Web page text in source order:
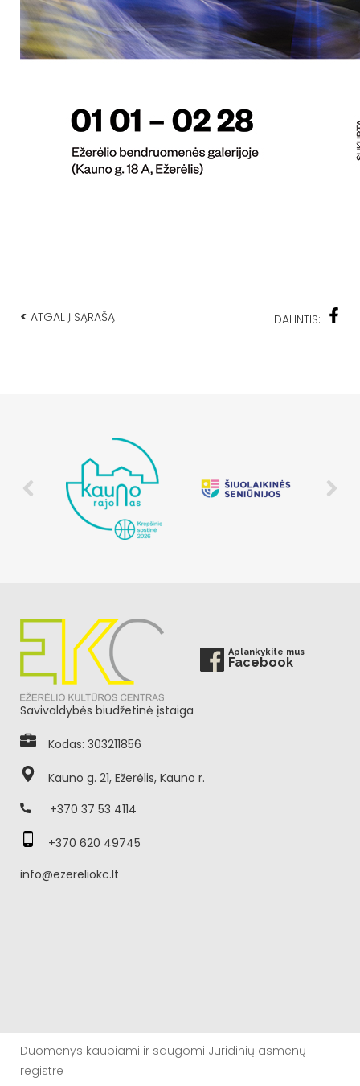
< ATGAL Į SĄRAŠĄ DALINTIS:
Aplankykite mus
Facebook
Savivaldybės biudžetinė įstaiga
Kodas: 303211856
Kauno g. 21, Ežerėlis, Kauno r.
+370 37 53 4114
+370 620 49745
info@ezereliokc.lt
Duomenys kaupiami ir saugomi Juridinių asmenų
registre